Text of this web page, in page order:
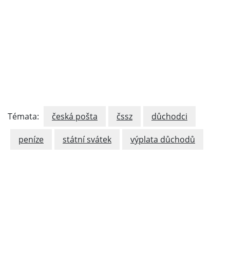
Témata: česká pošta čssz důchodci
peníze státní svátek výplata důchodů